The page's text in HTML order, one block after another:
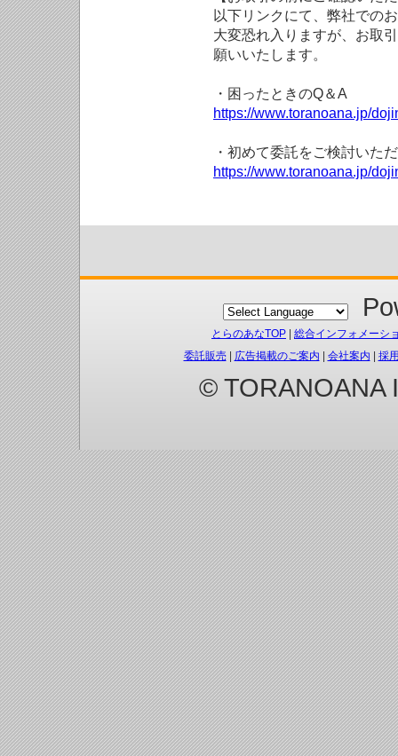
以下リンクにて、弊社での
大変恐れ入りますが、お取
願いいたします。
・困ったときのQ＆A
https://www.toranoana.jp/
・初めて委託をご検討いた
https://www.toranoana.jp/
とらのあなTOP
総合インフォメーシ
委託販売| 広告掲載のご案内 会社案内 採
© TORANOANA